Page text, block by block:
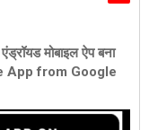
मोबाइल ऐप बना
App from Google